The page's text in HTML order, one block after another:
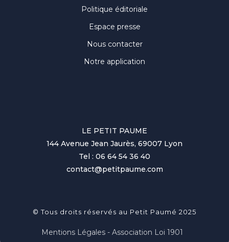
Politique éditoriale
Espace presse
Nous contacter
Notre application
LE PETIT PAUME
144 Avenue Jean Jaurès, 69007 Lyon
Tel : 06 64 54 36 40
contact@petitpaume.com
© Tous droits réservés au Petit Paumé 2025
Mentions Légales - Association Loi 1901